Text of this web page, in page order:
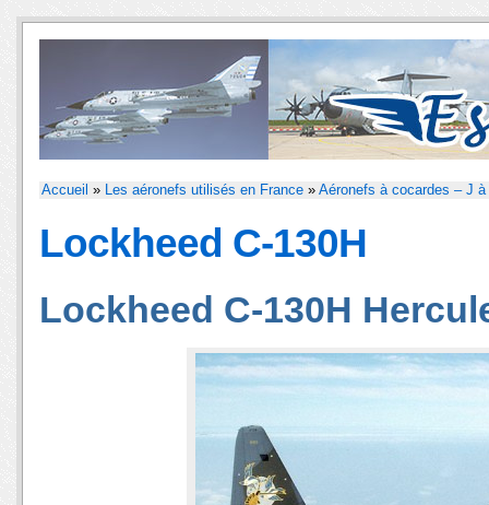
Accueil » Les aéronefs utilisés en France » Aéronefs à cocardes – J à
Lockheed C-130H
Lockheed C-130H